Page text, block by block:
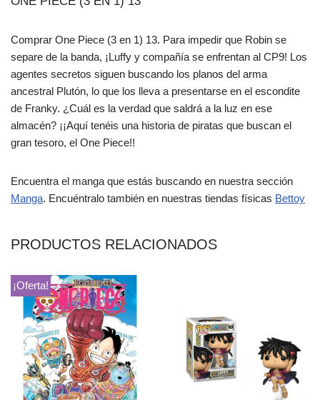
Comprar One Piece (3 en 1) 13. Para impedir que Robin se
separe de la banda, ¡Luffy y compañía se enfrentan al CP9! Los
agentes secretos siguen buscando los planos del arma
ancestral Plutón, lo que los lleva a presentarse en el escondite
de Franky. ¿Cuál es la verdad que saldrá a la luz en ese
almacén? ¡¡Aquí tenéis una historia de piratas que buscan el
gran tesoro, el One Piece!!
Encuentra el manga que estás buscando en nuestra sección
Manga. Encuéntralo también en nuestras tiendas físicas Bettoy
PRODUCTOS RELACIONADOS
¡Oferta!